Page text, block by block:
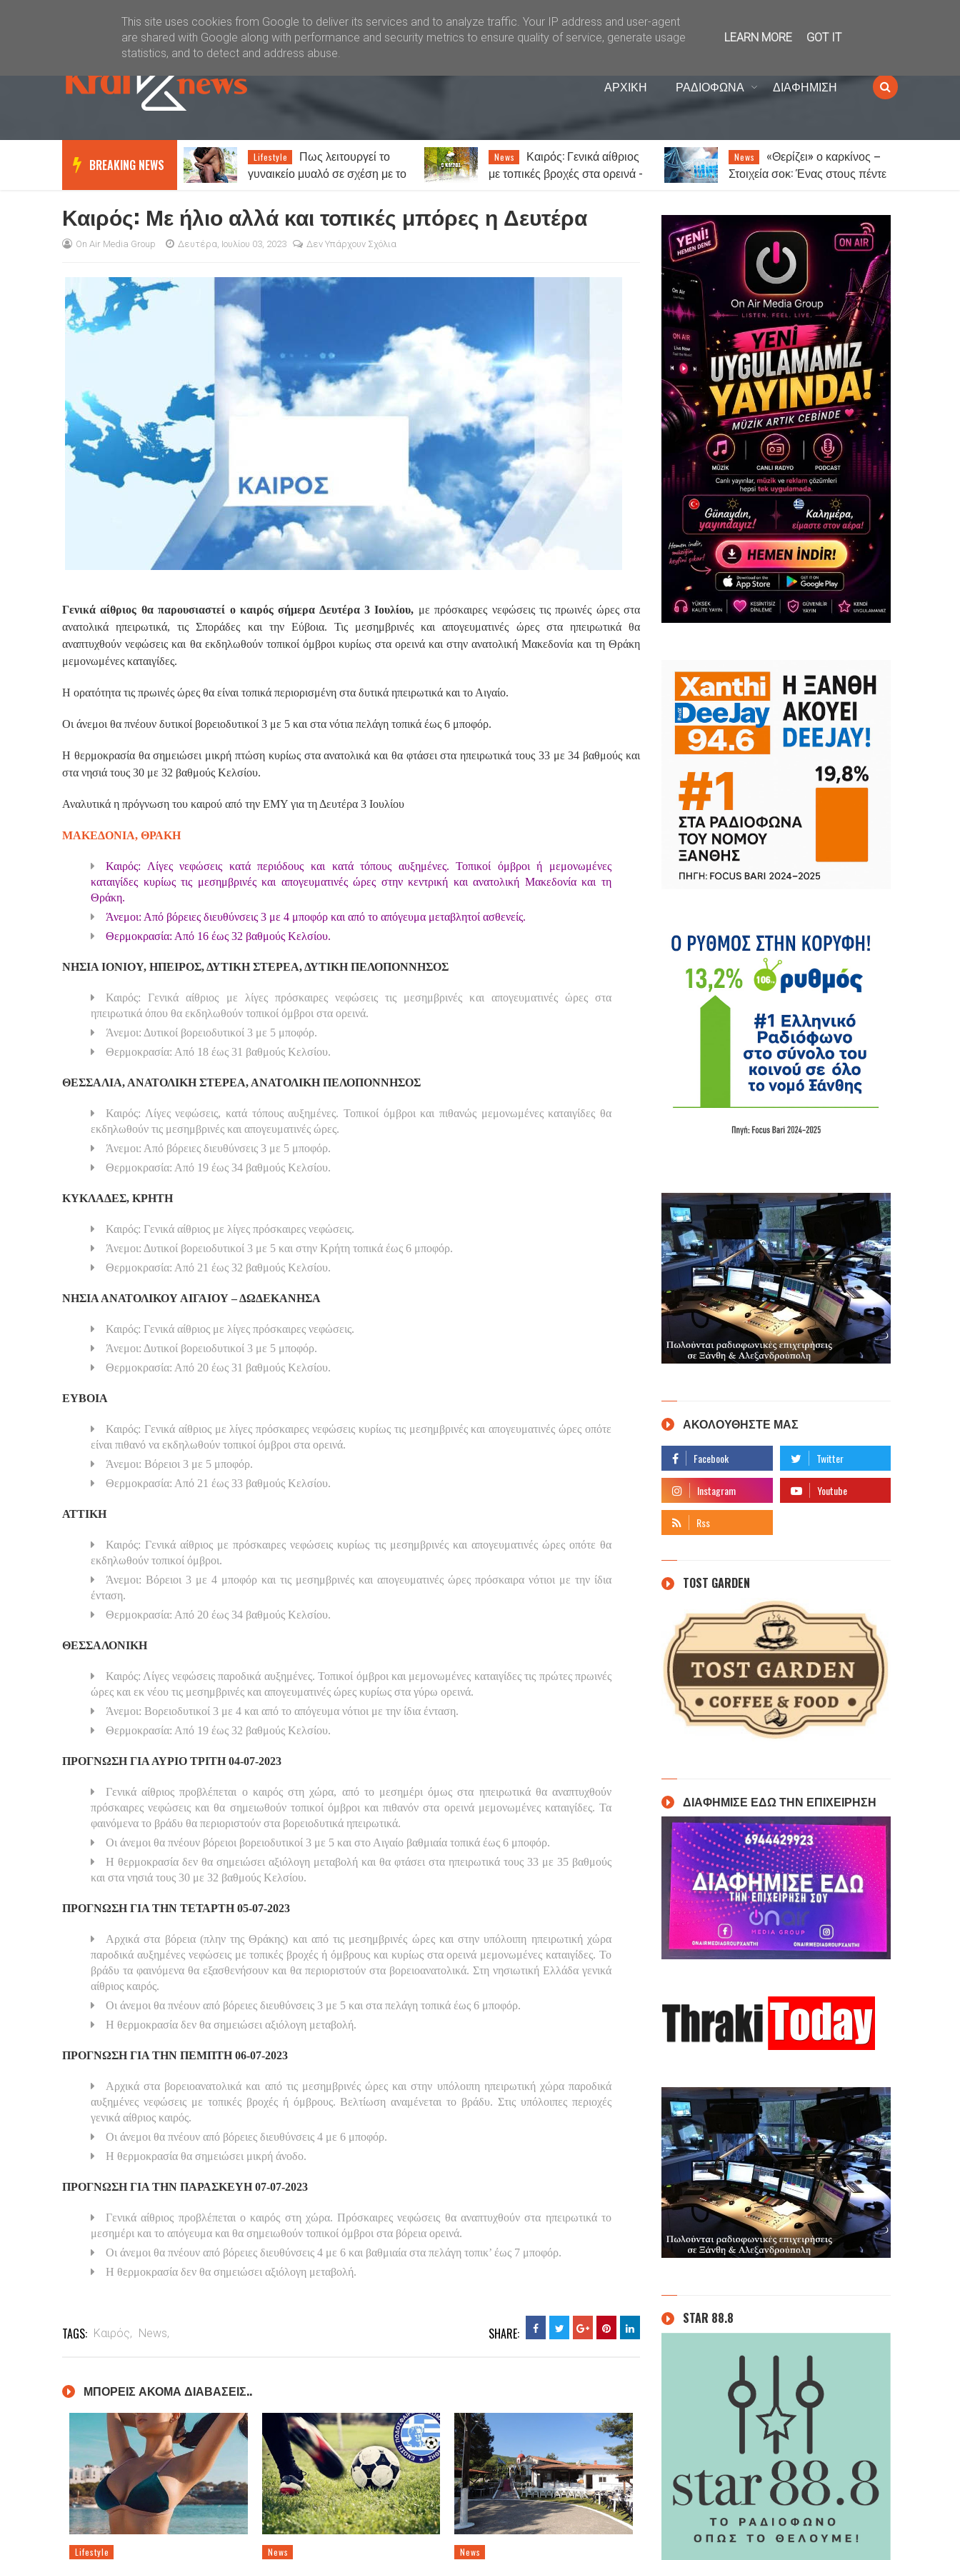
Καλώς ήλθατε Kral News
ΑΡΧΙΚΗ ΡΑΔΙΟΦΩΝΑ ΔΙΑΦΗΜΙΣΗ
BREAKING NEWS
Πως λειτουργεί το
γυναικείο μυαλό σε σχέση με το
News
Καιρός: Γενικά αίθριος
με τοπικές βροχές στα ορεινά -
News
«Θερίζει» ο καρκίνος –
Στοιχεία σοκ: Ένας στους πέντε
News
Ξάνθη: Την Παρασκευή
14 Αυγούστου το παζάρι λόγω
Καιρός: Με ήλιο αλλά και τοπικές μπόρες η Δευτέρα
On Air Media Group Δευτέρα, Ιουλίου 03, 2023 Δεν Υπάρχουν Σχόλια
Γενικά αίθριος θα παρουσιαστεί ο καιρός σήμερα Δευτέρα 3 Ιουλίου, με πρόσκαιρες νεφώσεις τις πρωινές ώρες στα
ανατολικά ηπειρωτικά, τις Σποράδες και την Εύβοια. Τις μεσημβρινές και απογευματινές ώρες στα ηπειρωτικά θα
αναπτυχθούν νεφώσεις και θα εκδηλωθούν τοπικοί όμβροι κυρίως στα ορεινά και στην ανατολική Μακεδονία και τη Θράκη
μεμονωμένες καταιγίδες.
Η ορατότητα τις πρωινές ώρες θα είναι τοπικά περιορισμένη στα δυτικά ηπειρωτικά και το Αιγαίο.
Οι άνεμοι θα πνέουν δυτικοί βορειοδυτικοί 3 με 5 και στα νότια πελάγη τοπικά έως 6 μποφόρ.
Η θερμοκρασία θα σημειώσει μικρή πτώση κυρίως στα ανατολικά και θα φτάσει στα ηπειρωτικά τους 33 με 34 βαθμούς και
στα νησιά τους 30 με 32 βαθμούς Κελσίου.
Αναλυτικά η πρόγνωση του καιρού από την ΕΜΥ για τη Δευτέρα 3 Ιουλίου
ΜΑΚΕΔΟΝΙΑ, ΘΡΑΚΗ
Καιρός: Λίγες νεφώσεις κατά περιόδους και κατά τόπους αυξημένες. Τοπικοί όμβροι ή μεμονωμένες
καταιγίδες κυρίως τις μεσημβρινές και απογευματινές ώρες στην κεντρική και ανατολική Μακεδονία και τη
Θράκη.
Άνεμοι: Από βόρειες διευθύνσεις 3 με 4 μποφόρ και από το απόγευμα μεταβλητοί ασθενείς.
Θερμοκρασία: Από 16 έως 32 βαθμούς Κελσίου.
ΝΗΣΙΑ ΙΟΝΙΟΥ, ΗΠΕΙΡΟΣ, ΔΥΤΙΚΗ ΣΤΕΡΕΑ, ΔΥΤΙΚΗ ΠΕΛΟΠΟΝΝΗΣΟΣ
Καιρός: Γενικά αίθριος με λίγες πρόσκαιρες νεφώσεις τις μεσημβρινές και απογευματινές ώρες στα
ηπειρωτικά όπου θα εκδηλωθούν τοπικοί όμβροι στα ορεινά.
Άνεμοι: Δυτικοί βορειοδυτικοί 3 με 5 μποφόρ.
Θερμοκρασία: Από 18 έως 31 βαθμούς Κελσίου.
ΘΕΣΣΑΛΙΑ, ΑΝΑΤΟΛΙΚΗ ΣΤΕΡΕΑ, ΑΝΑΤΟΛΙΚΗ ΠΕΛΟΠΟΝΝΗΣΟΣ
Καιρός: Λίγες νεφώσεις, κατά τόπους αυξημένες. Τοπικοί όμβροι και πιθανώς μεμονωμένες καταιγίδες θα
εκδηλωθούν τις μεσημβρινές και απογευματινές ώρες.
Άνεμοι: Από βόρειες διευθύνσεις 3 με 5 μποφόρ.
Θερμοκρασία: Από 19 έως 34 βαθμούς Κελσίου.
ΚΥΚΛΑΔΕΣ, ΚΡΗΤΗ
Καιρός: Γενικά αίθριος με λίγες πρόσκαιρες νεφώσεις.
Άνεμοι: Δυτικοί βορειοδυτικοί 3 με 5 και στην Κρήτη τοπικά έως 6 μποφόρ.
Θερμοκρασία: Από 21 έως 32 βαθμούς Κελσίου.
ΝΗΣΙΑ ΑΝΑΤΟΛΙΚΟΥ ΑΙΓΑΙΟΥ – ΔΩΔΕΚΑΝΗΣΑ
Καιρός: Γενικά αίθριος με λίγες πρόσκαιρες νεφώσεις.
Άνεμοι: Δυτικοί βορειοδυτικοί 3 με 5 μποφόρ.
Θερμοκρασία: Από 20 έως 31 βαθμούς Κελσίου.
ΕΥΒΟΙΑ
Καιρός: Γενικά αίθριος με λίγες πρόσκαιρες νεφώσεις κυρίως τις μεσημβρινές και απογευματινές ώρες οπότε
είναι πιθανό να εκδηλωθούν τοπικοί όμβροι στα ορεινά.
Άνεμοι: Βόρειοι 3 με 5 μποφόρ.
Θερμοκρασία: Από 21 έως 33 βαθμούς Κελσίου.
ΑΤΤΙΚΗ
Καιρός: Γενικά αίθριος με πρόσκαιρες νεφώσεις κυρίως τις μεσημβρινές και απογευματινές ώρες οπότε θα
εκδηλωθούν τοπικοί όμβροι.
Άνεμοι: Βόρειοι 3 με 4 μποφόρ και τις μεσημβρινές και απογευματινές ώρες πρόσκαιρα νότιοι με την ίδια
ένταση.
Θερμοκρασία: Από 20 έως 34 βαθμούς Κελσίου.
ΘΕΣΣΑΛΟΝΙΚΗ
Καιρός: Λίγες νεφώσεις παροδικά αυξημένες. Τοπικοί όμβροι και μεμονωμένες καταιγίδες τις πρώτες πρωινές
ώρες και εκ νέου τις μεσημβρινές και απογευματινές ώρες κυρίως στα γύρω ορεινά.
Άνεμοι: Βορειοδυτικοί 3 με 4 και από το απόγευμα νότιοι με την ίδια ένταση.
Θερμοκρασία: Από 19 έως 32 βαθμούς Κελσίου.
ΠΡΟΓΝΩΣΗ ΓΙΑ ΑΥΡΙΟ ΤΡΙΤΗ 04-07-2023
Γενικά αίθριος προβλέπεται ο καιρός στη χώρα, από το μεσημέρι όμως στα ηπειρωτικά θα αναπτυχθούν
πρόσκαιρες νεφώσεις και θα σημειωθούν τοπικοί όμβροι και πιθανόν στα ορεινά μεμονωμένες καταιγίδες. Τα
φαινόμενα το βράδυ θα περιοριστούν στα βορειοδυτικά ηπειρωτικά.
Οι άνεμοι θα πνέουν βόρειοι βορειοδυτικοί 3 με 5 και στο Αιγαίο βαθμιαία τοπικά έως 6 μποφόρ.
Η θερμοκρασία δεν θα σημειώσει αξιόλογη μεταβολή και θα φτάσει στα ηπειρωτικά τους 33 με 35 βαθμούς
και στα νησιά τους 30 με 32 βαθμούς Κελσίου.
ΠΡΟΓΝΩΣΗ ΓΙΑ ΤΗΝ ΤΕΤΑΡΤΗ 05-07-2023
Αρχικά στα βόρεια (πλην της Θράκης) και από τις μεσημβρινές ώρες και στην υπόλοιπη ηπειρωτική χώρα
παροδικά αυξημένες νεφώσεις με τοπικές βροχές ή όμβρους και κυρίως στα ορεινά μεμονωμένες καταιγίδες. Το
βράδυ τα φαινόμενα θα εξασθενήσουν και θα περιοριστούν στα βορειοανατολικά. Στη νησιωτική Ελλάδα γενικά
αίθριος καιρός.
Οι άνεμοι θα πνέουν από βόρειες διευθύνσεις 3 με 5 και στα πελάγη τοπικά έως 6 μποφόρ.
Η θερμοκρασία δεν θα σημειώσει αξιόλογη μεταβολή.
ΠΡΟΓΝΩΣΗ ΓΙΑ ΤΗΝ ΠΕΜΠΤΗ 06-07-2023
Αρχικά στα βορειοανατολικά και από τις μεσημβρινές ώρες και στην υπόλοιπη ηπειρωτική χώρα παροδικά
αυξημένες νεφώσεις με τοπικές βροχές ή όμβρους. Βελτίωση αναμένεται το βράδυ. Στις υπόλοιπες περιοχές
γενικά αίθριος καιρός.
Οι άνεμοι θα πνέουν από βόρειες διευθύνσεις 4 με 6 μποφόρ.
Η θερμοκρασία θα σημειώσει μικρή άνοδο.
ΠΡΟΓΝΩΣΗ ΓΙΑ ΤΗΝ ΠΑΡΑΣΚΕΥΗ 07-07-2023
Γενικά αίθριος προβλέπεται ο καιρός στη χώρα. Πρόσκαιρες νεφώσεις θα αναπτυχθούν στα ηπειρωτικά το
μεσημέρι και το απόγευμα και θα σημειωθούν τοπικοί όμβροι στα βόρεια ορεινά.
Οι άνεμοι θα πνέουν από βόρειες διευθύνσεις 4 με 6 και βαθμιαία στα πελάγη τοπικ’ έως 7 μποφόρ.
Η θερμοκρασία δεν θα σημειώσει αξιόλογη μεταβολή.
TAGS: Καιρός, News, SHARE:
ΜΠΟΡΕΙΣ ΑΚΟΜΑ ΔΙΑΒΑΣΕΙΣ..
Lifestyle News News
ΑΚΟΛΟΥΘΗΣΤΕ ΜΑΣ
TOST GARDEN
ΔΙΑΦΗΜΙΣΕ ΕΔΩ ΤΗΝ ΕΠΙΧΕΙΡΗΣΗ
STAR 88.8
This site uses cookies from Google to deliver its services and to analyze traffic. Your IP address and user-agent
are shared with Google along with performance and security metrics to ensure quality of service, generate usage
statistics, and to detect and address abuse.
LEARN MORE GOT IT